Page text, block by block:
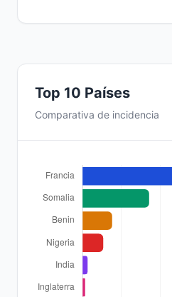
Top 10 Países
Comparativa de incidencia